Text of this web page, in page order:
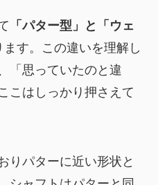
「パター型」と「ウェ
す。この違いを理解し
「思っていたのと違
こはしっかり押さえて
りパターに近い形状と